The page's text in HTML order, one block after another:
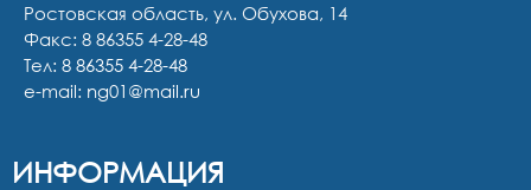
Ростовская область, ул. Обухова, 14
Факс: 8 86355 4-28-48
Тел: 8 86355 4-28-48
e-mail: ng01@mail.ru
ИНФОРМАЦИЯ